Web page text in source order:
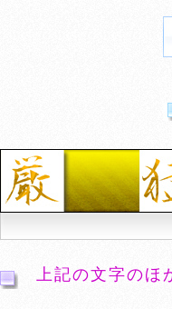
上記の文字のほ